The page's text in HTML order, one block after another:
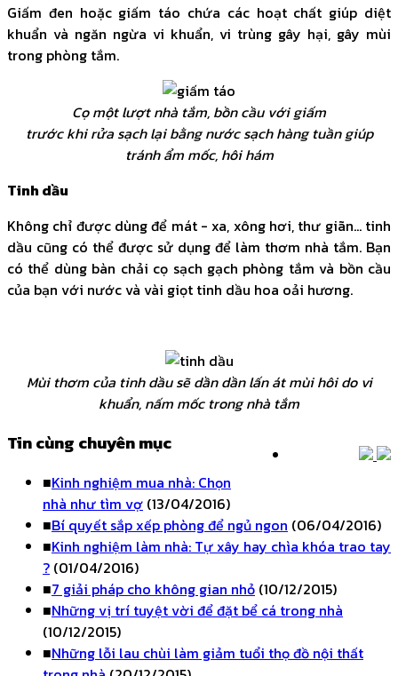
Giấm đen hoặc giấm táo chứa các hoạt chất giúp diệt
khuẩn và ngăn ngừa vi khuẩn, vi trùng gây hại, gây mùi
trong phòng tắm.
Cọ một lượt nhà tắm, bồn cầu với giấm
trước khi rửa sạch lại bằng nước sạch hàng tuần giúp
tránh ẩm mốc, hôi hám
Tinh dầu
Không chỉ được dùng để mát - xa, xông hơi, thư giãn... tinh
dầu cũng có thể được sử dụng để làm thơm nhà tắm. Bạn
có thể dùng bàn chải cọ sạch gạch phòng tắm và bồn cầu
của bạn với nước và vài giọt tinh dầu hoa oải hương.
Mùi thơm của tinh dầu sẽ dần dần lấn át mùi hôi do vi
khuẩn, nấm mốc trong nhà tắm
Tin cùng chuyên mục
■Kinh nghiệm mua nhà: Chọn
nhà như tìm vợ (13/04/2016)
■Bí quyết sắp xếp phòng để ngủ ngon (06/04/2016)
■Kinh nghiệm làm nhà: Tự xây hay chìa khóa trao tay
? (01/04/2016)
■7 giải pháp cho không gian nhỏ (10/12/2015)
■Những vị trí tuyệt vời để đặt bể cá trong nhà
(10/12/2015)
■Những lỗi lau chùi làm giảm tuổi thọ đồ nội thất